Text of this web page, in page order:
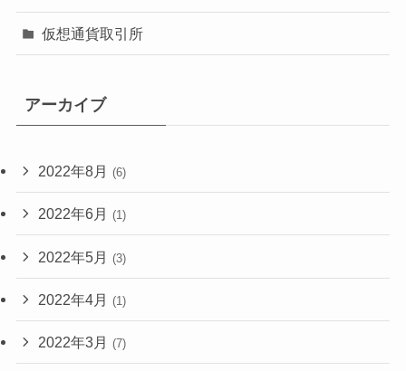
仮想通貨取引所
アーカイブ
2022年8月 (6)
2022年6月 (1)
2022年5月 (3)
2022年4月 (1)
2022年3月 (7)